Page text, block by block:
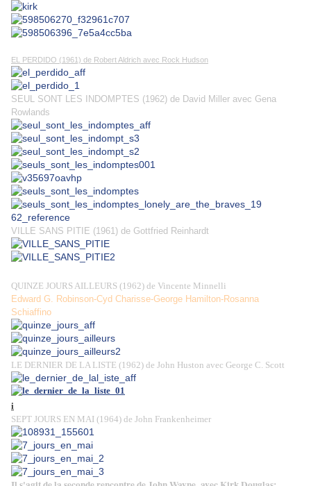
EL PERDIDO (1961) de Robert Aldrich avec Rock Hudson
SEUL SONT LES INDOMPTES (1962) de David Miller avec Gena
Rowlands
VILLE SANS PITIE (1961) de Gottfried Reinhardt
QUINZE JOURS AILLEURS (1962) de Vincente Minnelli
Edward G. Robinson-Cyd Charisse-George Hamilton-Rosanna
Schiaffino
LE DERNIER DE LA LISTE (1962) de John Huston avec George C. Scott
i
SEPT JOURS EN MAI (1964) de John Frankenheimer